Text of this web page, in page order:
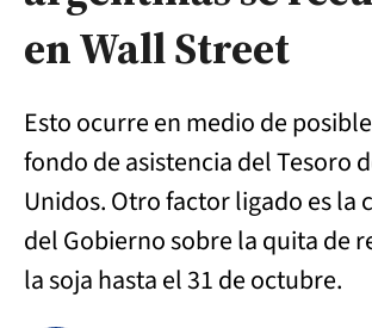
en Wall Street
Esto ocurre en medio de
fondo de asistencia del Tesoro
Unidos. Otro factor ligado es la
del Gobierno sobre la quita de
la soja hasta el 31 de octubre.